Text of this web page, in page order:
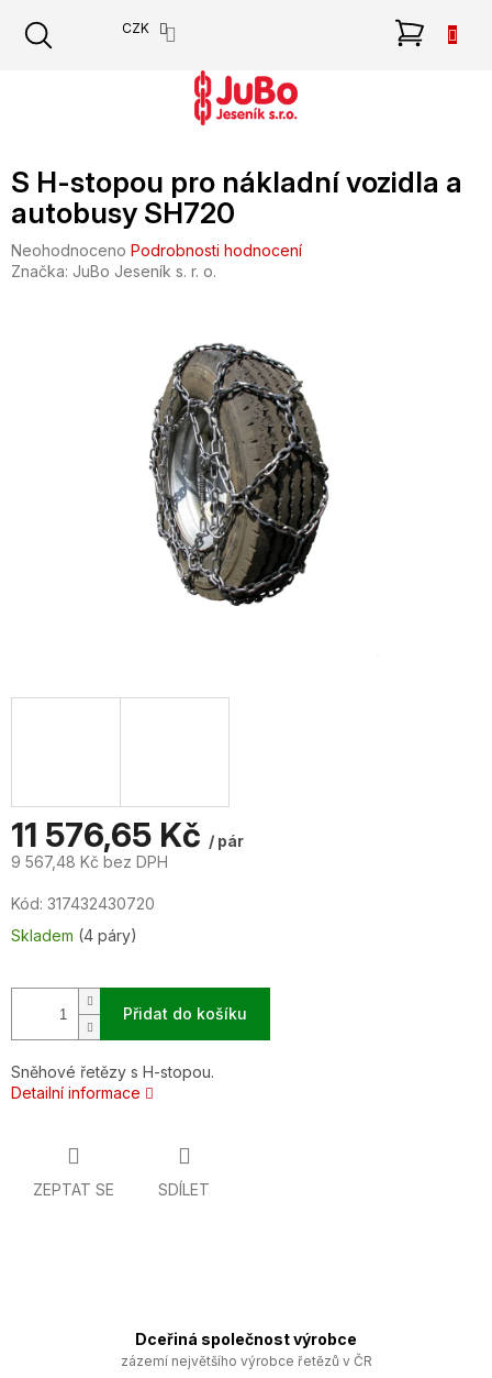
obsah
CZK
S H-stopou pro nákladní vozidla a
autobusy SH720
Průměrné
hodnocení
Neohodnoceno Podrobnosti hodnocení
Značka: JuBo Jeseník s. r. o.
11 576,65 Kč / pár
9 567,48 Kč bez DPH
cena:
Kód: 317432430720
Skladem (4 páry)
Přidat do košíku
Sněhové řetězy s H-stopou.
Detailní informace
ZEPTAT SE SDÍLET
Dceřiná společnost výrobce
zázemí největšího výrobce řetězů v ČR